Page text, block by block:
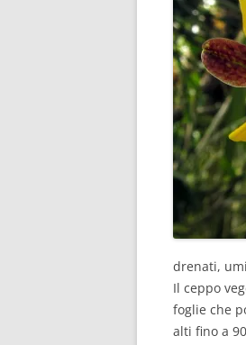
drenati,
Il ceppo
foglie che
alti fino a